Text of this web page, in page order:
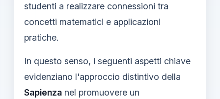
studenti a realizzare connessioni tra
concetti matematici e applicazioni
pratiche.
In questo senso, i seguenti aspetti chiave
evidenziano l'approccio distintivo della
Sapienza nel promuovere un